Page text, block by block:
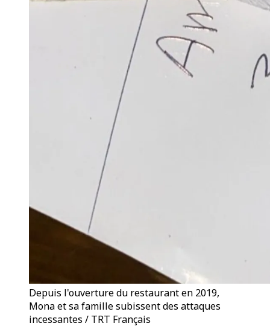
Depuis l'ouverture du restaurant en 2019,
Mona et sa famille subissent des attaques
incessantes / TRT Français